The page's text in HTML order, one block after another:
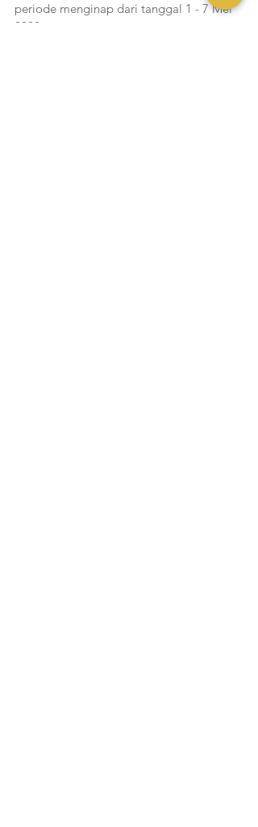
periode menginap dari tanggal 1 - 7 Mei
2022.